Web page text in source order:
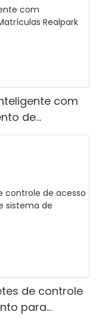
com
de
de controle
para